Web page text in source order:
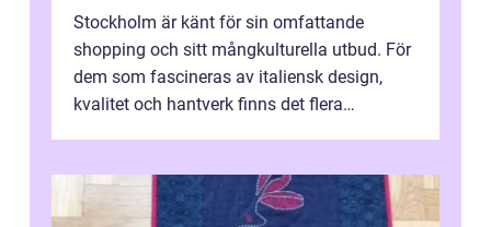
Stockholm är känt för sin omfattande
shopping och sitt mångkulturella utbud. För
dem som fascineras av italiensk design,
kvalitet och hantverk finns det flera